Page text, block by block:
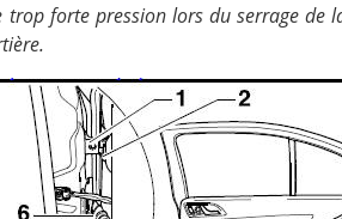
trop forte pression lors du serrage de